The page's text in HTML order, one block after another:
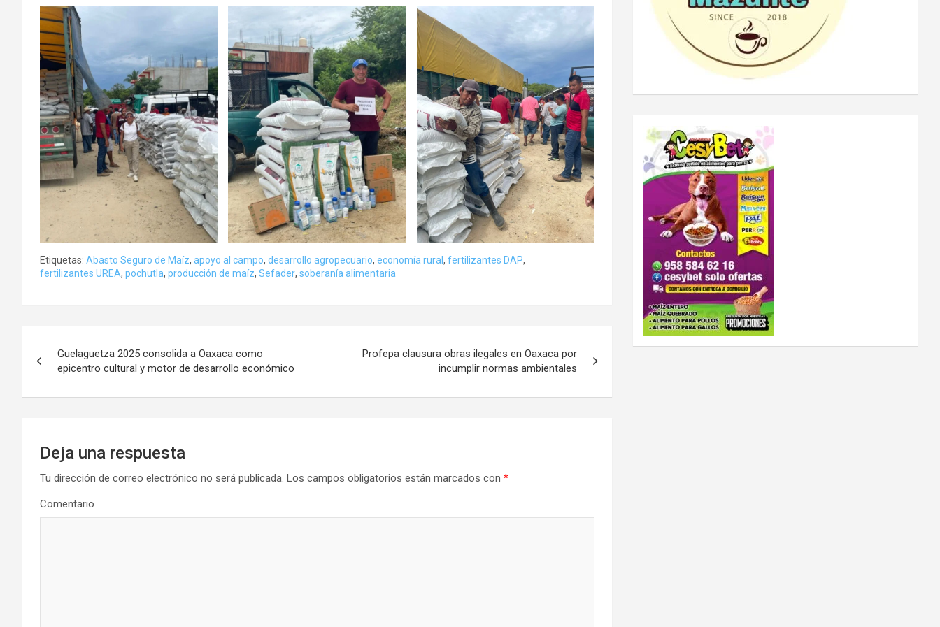
Etiquetas: Abasto Seguro de Maíz, apoyo al campo, desarrollo agropecuario, economía rural, fertilizantes DAP,
fertilizantes UREA, pochutla, producción de maíz, Sefader, soberanía alimentaria
de
entradas
Guelaguetza 2025 consolida a Oaxaca como
epicentro cultural y motor de desarrollo económico
Profepa clausura obras ilegales en Oaxaca por
incumplir normas ambientales
Deja una respuesta
Tu dirección de correo electrónico no será publicada. Los campos obligatorios están marcados con *
Comentario